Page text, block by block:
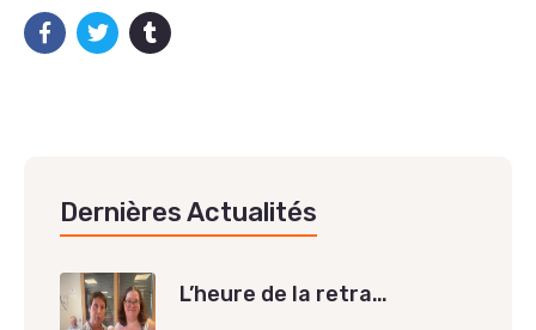
Dernières Actualités
L’heure de la retra…